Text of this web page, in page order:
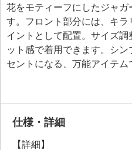
花をモティーフにしたジャ
す。フロント部分には、キ
イントとして配置。サイズ
ット感で着用できます。シ
セントになる、万能アイテム
仕様・詳細
【詳細】